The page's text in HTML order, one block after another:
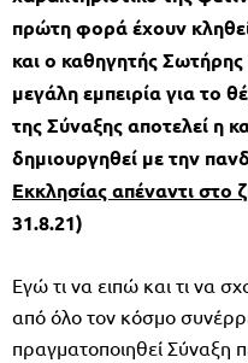
πρώτη φορά έχουν
και ο καθηγητής
μεγάλη εμπειρία για το
της Σύναξης αποτελεί η
δημιουργηθεί με την
Εκκλησίας απέναντι στο
31.8.21)
Εγώ τι να ειπώ και τι να
από όλο τον κόσμο
πραγματοποιηθεί Σύναξη